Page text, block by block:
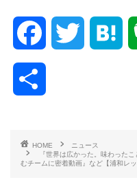
b t n
HOME
ニュース
『世界は広かった。味わった
むチームに密着動画』など【浦和レ